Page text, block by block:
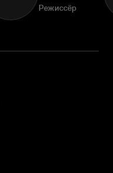
Режиссёр